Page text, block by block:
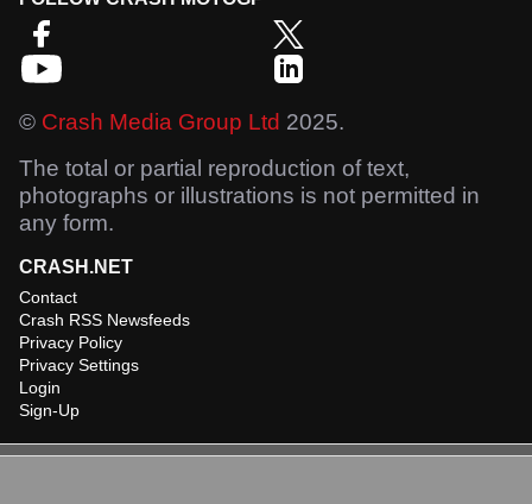
© Crash Media Group Ltd 2025.
The total or partial reproduction of text,
photographs or illustrations is not permitted in
any form.
CRASH.NET
Contact
Crash RSS Newsfeeds
Privacy Policy
Privacy Settings
Login
Sign-Up